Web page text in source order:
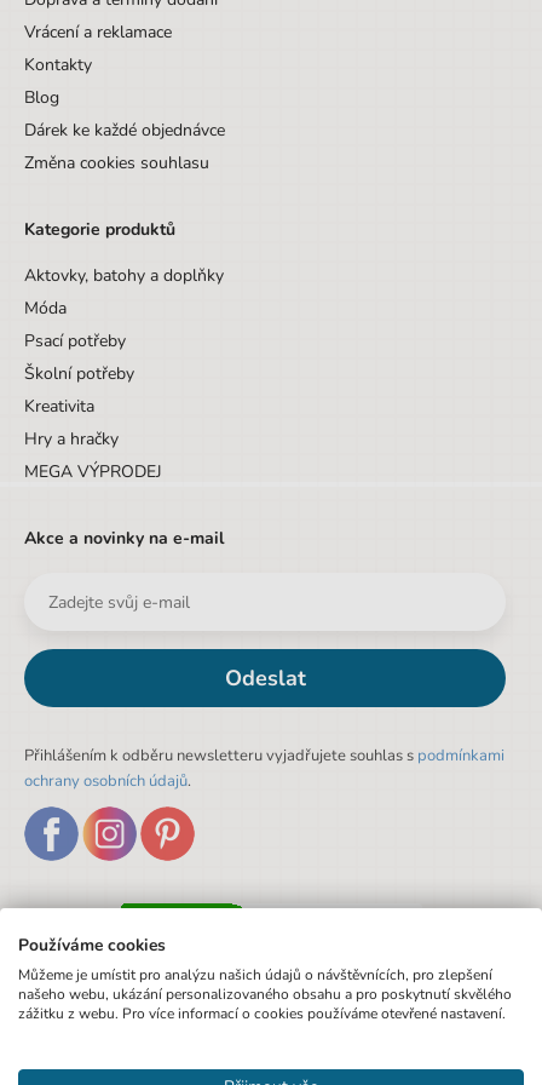
Druh bloku
Vrácení a reklamace
Kontakty
Blog
Dárek ke každé objednávce
Změna cookies souhlasu
Kategorie produktů
Aktovky, batohy a doplňky
Móda
Psací potřeby
Školní potřeby
Kreativita
Hry a hračky
MEGA VÝPRODEJ
Akce a novinky na e-mail
Odeslat
Přihlášením k odběru newsletteru vyjadřujete souhlas s podmínkami
ochrany osobních údajů.
Používáme cookies
Můžeme je umístit pro analýzu našich údajů o návštěvnících, pro zlepšení
našeho webu, ukázání personalizovaného obsahu a pro poskytnutí skvělého
zážitku z webu. Pro více informací o cookies používáme otevřené nastavení.